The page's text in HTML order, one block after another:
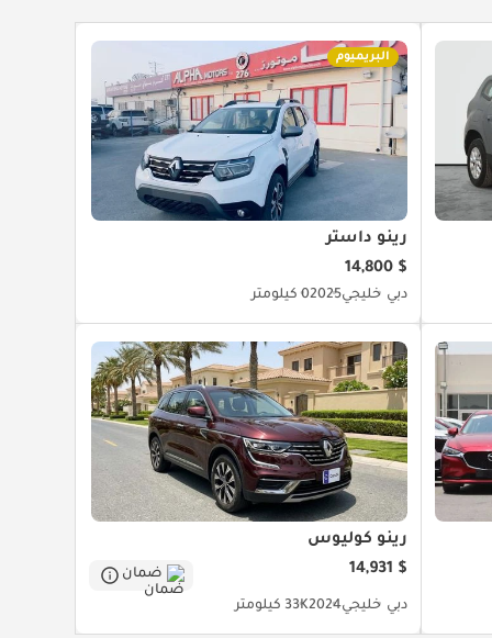
البريميوم
رينو داستر
$ 14,800
دبي خليجي20250 كيلومتر
رينو كوليوس
$ 14,931
ضمان
دبي خليجي202433K كيلومتر